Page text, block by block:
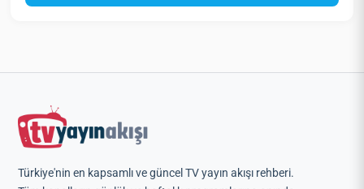
Türkiye'nin en kapsamlı ve güncel TV yayın akışı rehberi.